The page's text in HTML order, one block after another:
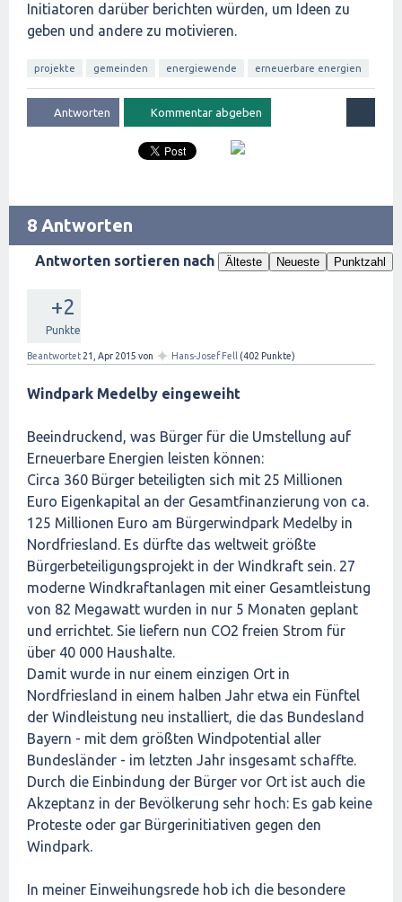
Initiatoren darüber berichten würden, um Ideen zu
geben und andere zu motivieren.
projekte gemeinden energiewende erneuerbare energien
8 Antworten
Antworten sortieren nach Älteste Neueste Punktzahl
+2
Punkte
Beantwortet 21, Apr 2015 von ✦ Hans-Josef Fell (402 Punkte)
Windpark Medelby eingeweiht
Beeindruckend, was Bürger für die Umstellung auf
Erneuerbare Energien leisten können:
Circa 360 Bürger beteiligten sich mit 25 Millionen
Euro Eigenkapital an der Gesamtfinanzierung von ca.
125 Millionen Euro am Bürgerwindpark Medelby in
Nordfriesland. Es dürfte das weltweit größte
Bürgerbeteiligungsprojekt in der Windkraft sein. 27
moderne Windkraftanlagen mit einer Gesamtleistung
von 82 Megawatt wurden in nur 5 Monaten geplant
und errichtet. Sie liefern nun CO2 freien Strom für
über 40 000 Haushalte.
Damit wurde in nur einem einzigen Ort in
Nordfriesland in einem halben Jahr etwa ein Fünftel
der Windleistung neu installiert, die das Bundesland
Bayern - mit dem größten Windpotential aller
Bundesländer - im letzten Jahr insgesamt schaffte.
Durch die Einbindung der Bürger vor Ort ist auch die
Akzeptanz in der Bevölkerung sehr hoch: Es gab keine
Proteste oder gar Bürgerinitiativen gegen den
Windpark.
In meiner Einweihungsrede hob ich die besondere